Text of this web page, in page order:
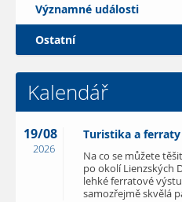
Významné události
Ostatní
Kalendář
19/08
2026
Turistika a
Na co se můžete
po okolí Lienzských
lehké ferratové
samozřejmě skvělá